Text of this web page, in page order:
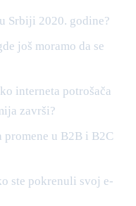
Srbiji 2020. godine?
još moramo da se
interneta potrošača
završi?
u B2B i B2C
ste pokrenuli svoj e-